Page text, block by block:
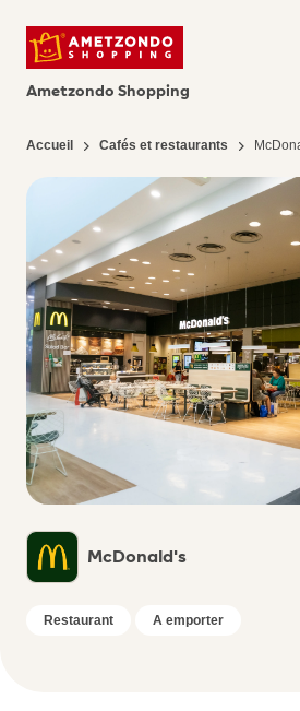
Ametzondo Shopping
Accueil Cafés et restaurants
McDonald's
Restaurant A emporter